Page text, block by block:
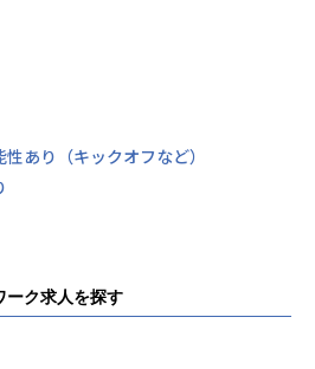
あり（キックオフなど）
ーク求人を探す